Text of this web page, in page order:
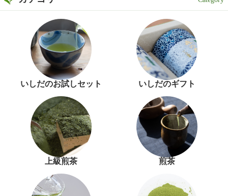
いしだのお試しセット いしだのギフト
上級煎茶 煎茶